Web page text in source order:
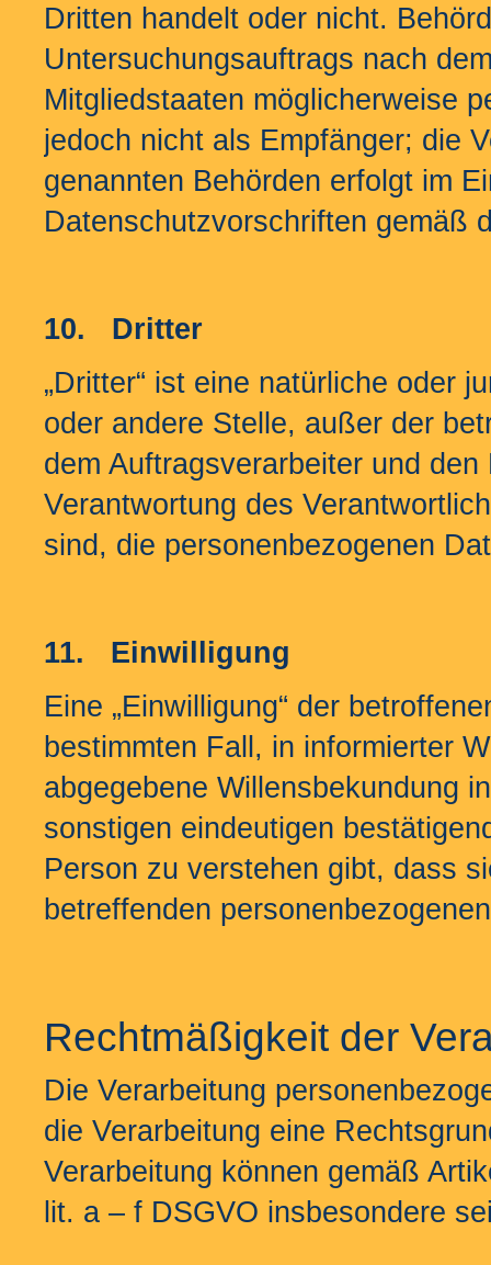
Dritten handelt oder nicht.
Untersuchungsauftrags nach
Mitgliedstaaten möglicherweise
jedoch nicht als Empfänger; die
genannten Behörden erfolgt im
Datenschutzvorschriften gemäß
10. Dritter
„Dritter“ ist eine natürliche oder
oder andere Stelle, außer der
dem Auftragsverarbeiter und
Verantwortung des
sind, die personenbezogenen
11. Einwilligung
Eine „Einwilligung“ der
bestimmten Fall, in informierter
abgegebene Willensbekundung
sonstigen eindeutigen
Person zu verstehen gibt, dass
betreffenden
Rechtmäßigkeit der
Die Verarbeitung
die Verarbeitung eine
Verarbeitung können gemäß
lit. a – f DSGVO insbesondere